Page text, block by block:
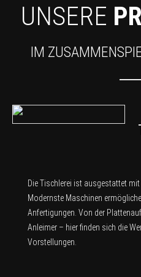
UNSERE
IM
Die Tischlerei ist ausgestattet
Modernste Maschinen
Anfertigungen. Von der
Anleimer – hier finden sich die
Vorstellungen.